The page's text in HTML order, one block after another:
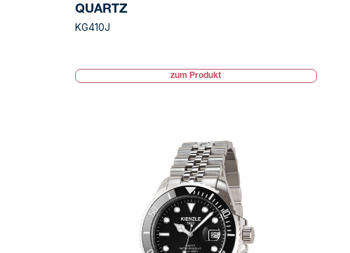
QUARTZ
KG410J
zum Produkt